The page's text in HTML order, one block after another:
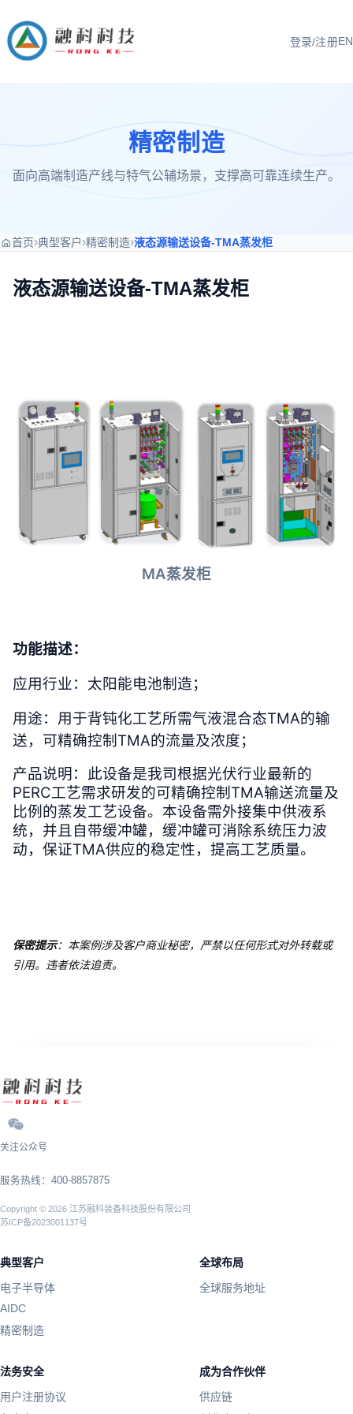
登录/注册EN
精密制造
面向高端制造产线与特气公辅场景，支撑高可靠连续生产。
首页›典型客户›精密制造›液态源输送设备-TMA蒸发柜
液态源输送设备-TMA蒸发柜
MA蒸发柜
功能描述：
应用行业：太阳能电池制造；
用途：用于背钝化工艺所需气液混合态TMA的输
送，可精确控制TMA的流量及浓度；
产品说明：此设备是我司根据光伏行业最新的
PERC工艺需求研发的可精确控制TMA输送流量及
比例的蒸发工艺设备。本设备需外接集中供液系
统，并且自带缓冲罐，缓冲罐可消除系统压力波
动，保证TMA供应的稳定性，提高工艺质量。
保密提示：本案例涉及客户商业秘密，严禁以任何形式对外转载或
引用。违者依法追责。
关注公众号
服务热线：400-8857875
Copyright © 2026 江苏融科装备科技股份有限公司
苏ICP备2023001137号
典型客户
电子半导体
AIDC
精密制造
全球布局
全球服务地址
法务安全
用户注册协议
成为合作伙伴
供应链